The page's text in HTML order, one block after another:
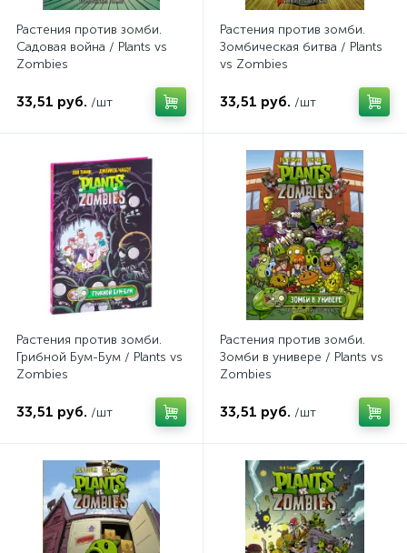
Растения против зомби.
Садовая война / Plants vs
Zombies
33,51 руб. /шт
Растения против зомби.
Зомбическая битва / Plants
vs Zombies
33,51 руб. /шт
Растения против зомби.
Грибной Бум-Бум / Plants vs
Zombies
33,51 руб. /шт
Растения против зомби.
Зомби в универе / Plants vs
Zombies
33,51 руб. /шт